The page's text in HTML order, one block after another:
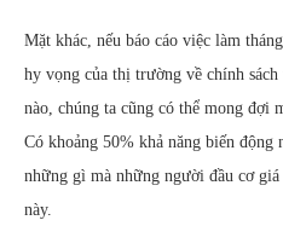
Mặt khác, nếu báo cáo việc làm
hy vọng của thị trường về chính
nào, chúng ta cũng có thể mong đợi
Có khoảng 50% khả năng biến
những gì mà những người đầu cơ
này.